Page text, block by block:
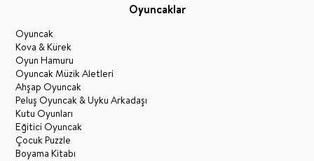
Oyuncaklar
Oyuncak
Kova & Kürek
Oyun Hamuru
Oyuncak Müzik Aletleri
Ahşap Oyuncak
Peluş Oyuncak & Uyku Arkadaşı
Kutu Oyunları
Eğitici Oyuncak
Çocuk Puzzle
Boyama Kitabı